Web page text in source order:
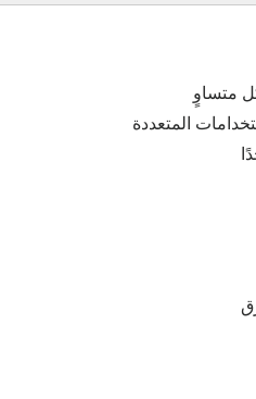
متساوٍ
المتعددة